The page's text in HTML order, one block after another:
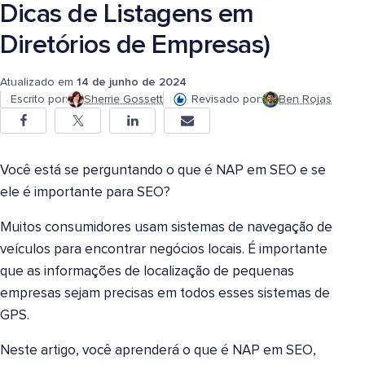
Dicas de Listagens em
Diretórios de Empresas)
Atualizado em 14 de junho de 2024
Escrito por:
Sherrie Gossett Revisado por: Ben Rojas
Você está se perguntando o que é NAP em SEO e se
ele é importante para SEO?
Muitos consumidores usam sistemas de navegação de
veículos para encontrar negócios locais. É importante
que as informações de localização de pequenas
empresas sejam precisas em todos esses sistemas de
GPS.
Neste artigo, você aprenderá o que é NAP em SEO,